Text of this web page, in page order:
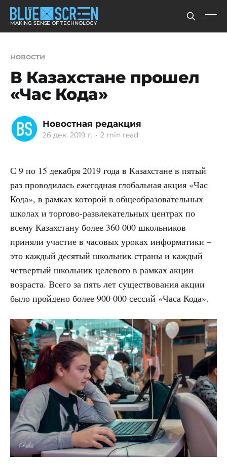
MAKING SENSE OF TECHNOLOGY
новости
В Казахстане прошел
«Час Кода»
Новостная редакция
26 дек. 2019 г. • 2 min read
С 9 по 15 декабря 2019 года в Казахстане в пятый
раз проводилась ежегодная глобальная акция «Час
Кода», в рамках которой в общеобразовательных
школах и торгово-развлекательных центрах по
всему Казахстану более 360 000 школьников
приняли участие в часовых уроках информатики –
это каждый десятый школьник страны и каждый
четвертый школьник целевого в рамках акции
возраста. Всего за пять лет существования акции
было пройдено более 900 000 сессий «Часа Кода».